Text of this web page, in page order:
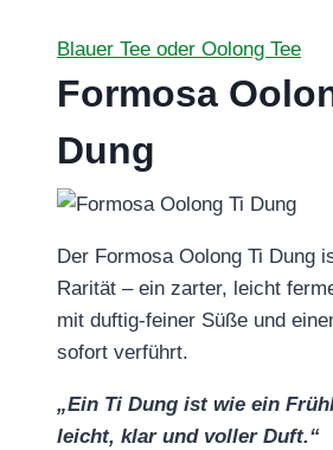
Blauer Tee oder Oolong Tee
Formosa
Dung
Der Formosa Oolong Ti Dung
Rarität – ein zarter, leicht
mit duftig‑feiner Süße und
sofort verführt.
„Ein Ti Dung ist wie ein
leicht, klar und voller Duft.“